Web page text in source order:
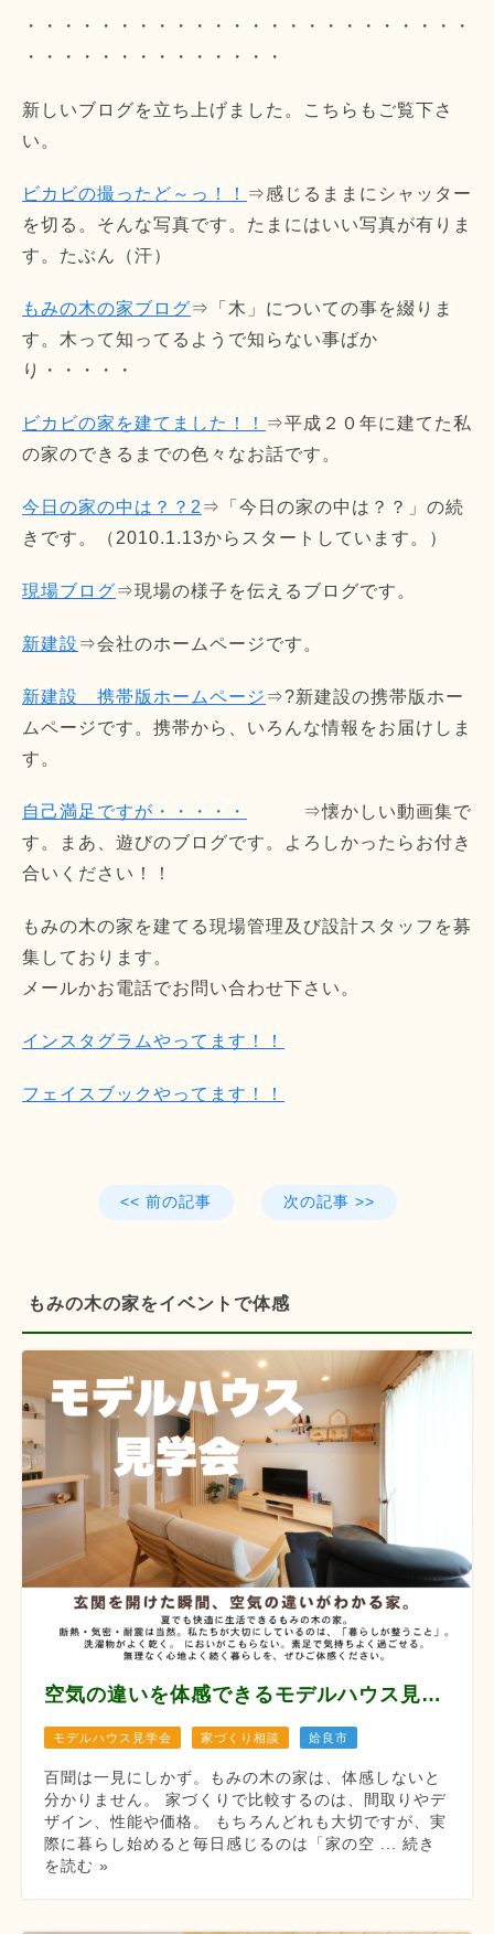
・・・・・・・・・・・・・・・・・・・・・・・・
・・・・・・・・・・・・・・
新しいブログを立ち上げました。こちらもご覧下さ
い。
ビカビの撮ったど～っ！！ ⇒感じるままにシャッター
を切る。そんな写真です。たまにはいい写真が有りま
す。たぶん（汗）
もみの木の家ブログ⇒「木」についての事を綴りま
す。木って知ってるようで知らない事ばか
り・・・・・
ビカビの家を建てました！！ ⇒平成２０年に建てた私
の家のできるまでの色々なお話です。
今日の家の中は？？2 ⇒「今日の家の中は？？」の続
きです。（2010.1.13からスタートしています。）
現場ブログ⇒現場の様子を伝えるブログです。
新建設 ⇒会社のホームページです。
新建設 携帯版ホームページ ⇒?新建設の携帯版ホー
ムページです。携帯から、いろんな情報をお届けしま
す。
自己満足ですが・・・・・
⇒懐かしい動画集で
す。まあ、遊びのブログです。よろしかったらお付き
合いください！！
もみの木の家を建てる現場管理及び設計スタッフを募
集しております。
メールかお電話でお問い合わせ下さい。
インスタグラムやってます！！
フェイスブックやってます！！
<< 前の記事 次の記事 >>
もみの木の家をイベントで体感
空気の違いを体感できるモデルハウス見学会 【8月12/13/14/22/23/29/30】
モデルハウス見学会 家づくり相談 姶良市
百聞は一見にしかず。もみの木の家は、体感しないと
分かりません。 家づくりで比較するのは、間取りやデ
ザイン、性能や価格。 もちろんどれも大切ですが、実
際に暮らし始めると毎日感じるのは「家の空 ... 続き
を読む »